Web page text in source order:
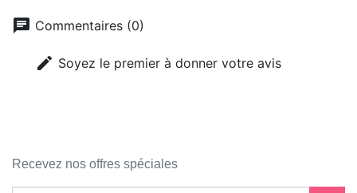
chat Commentaires (0)
edit Soyez le premier à donner votre avis
Recevez nos offres spéciales